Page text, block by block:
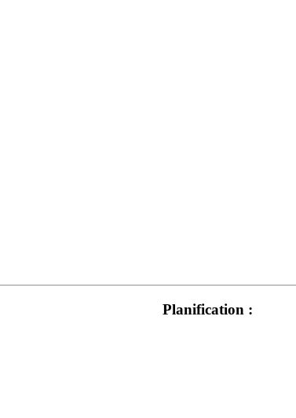
Planification :